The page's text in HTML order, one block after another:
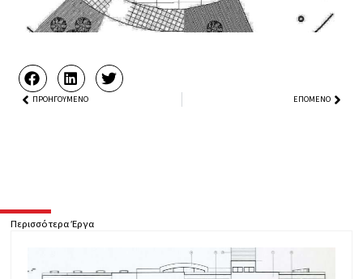
PrevΠΡΟΗΓΟΎΜΕΝΟ ΕΠΌΜΕΝΟNext
Περισσότερα Έργα